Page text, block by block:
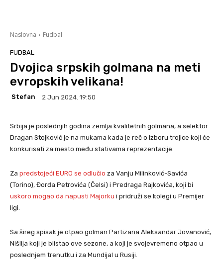
Naslovna Fudbal
FUDBAL
Dvojica srpskih golmana na meti
evropskih velikana!
Stefan 2 Jun 2024. 19:50
Srbija je poslednjih godina zemlja kvalitetnih golmana, a selektor
Dragan Stojković je na mukama kada je reč o izboru trojice koji će
konkurisati za mesto među stativama reprezentacije.
Za predstojeći EURO se odlučio za Vanju Milinković-Savića
(Torino), Đorđa Petrovića (Čelsi) i Predraga Rajkovića, koji bi
uskoro mogao da napusti Majorku i pridruži se kolegi u Premijer
ligi.
Sa šireg spisak je otpao golman Partizana Aleksandar Jovanović,
Nišlija koji je blistao ove sezone, a koji je svojevremeno otpao u
poslednjem trenutku i za Mundijal u Rusiji.